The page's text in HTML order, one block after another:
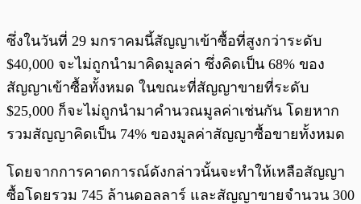
ซึ่งในวันที่ 29 มกราคมนี้สัญญาเข้าซื้อที่สูงกว่าระดับ
$40,000 จะไม่ถูกนำมาคิดมูลค่า ซึ่งคิดเป็น 68% ของ
สัญญาเข้าซื้อทั้งหมด ในขณะที่สัญญาขายที่ระดับ
$25,000 ก็จะไม่ถูกนำมาคำนวณมูลค่าเช่นกัน โดยหาก
รวมสัญญาคิดเป็น 74% ของมูลค่าสัญญาซื้อขายทั้งหมด
โดยจากการคาดการณ์ดังกล่าวนั้นจะทำให้เหลือสัญญา
ซื้อโดยรวม 745 ล้านดอลลาร์ และสัญญาขายจำนวน 300